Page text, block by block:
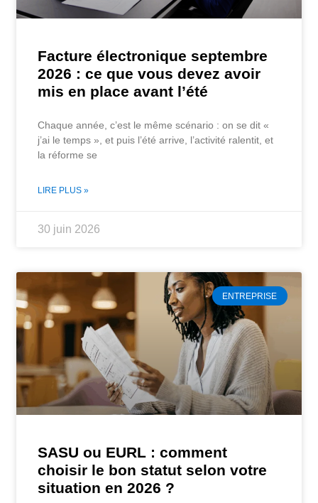
Facture électronique septembre
2026 : ce que vous devez avoir
mis en place avant l’été
Chaque année, c’est le même scénario : on se dit «
j’ai le temps », et puis l’été arrive, l’activité ralentit, et
la réforme se
LIRE PLUS »
30 juin 2026
ENTREPRISE
SASU ou EURL : comment
choisir le bon statut selon votre
situation en 2026 ?